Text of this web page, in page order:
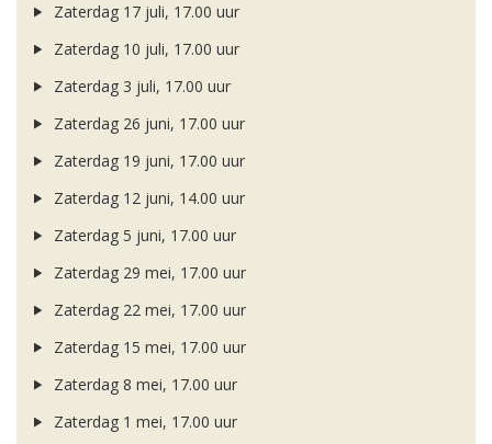
Zaterdag 17 juli, 17.00 uur
Zaterdag 10 juli, 17.00 uur
Zaterdag 3 juli, 17.00 uur
Zaterdag 26 juni, 17.00 uur
Zaterdag 19 juni, 17.00 uur
Zaterdag 12 juni, 14.00 uur
Zaterdag 5 juni, 17.00 uur
Zaterdag 29 mei, 17.00 uur
Zaterdag 22 mei, 17.00 uur
Zaterdag 15 mei, 17.00 uur
Zaterdag 8 mei, 17.00 uur
Zaterdag 1 mei, 17.00 uur